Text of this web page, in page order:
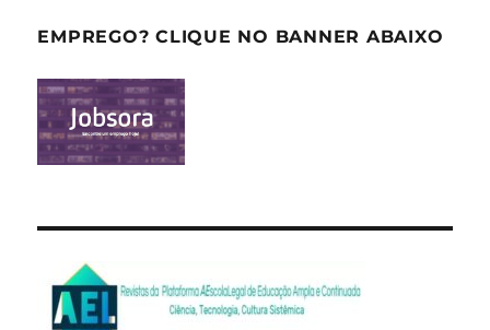
EMPREGO? CLIQUE NO BANNER ABAIXO